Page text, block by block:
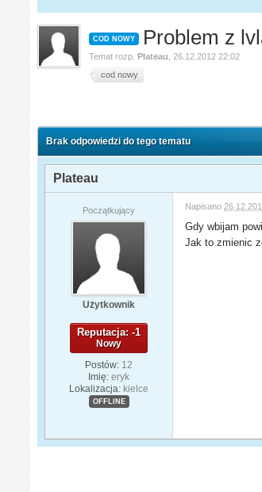
COD NOWY Problem z
Temat rozp.Plateau
26.12.2012 22:02
cod nowy
Brak odpowiedzi do tego tematu
Plateau
Początkujący
Użytkownik
Reputacja: -1
Nowy
Postów: 12
Imię: eryk
Lokalizacja: kielce
OFFLINE
Napisano
Gdy wbijam
Jak to zmienic